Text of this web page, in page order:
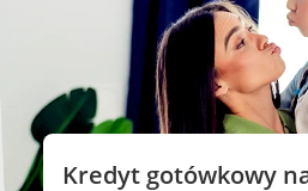
Kredyt gotówkowy